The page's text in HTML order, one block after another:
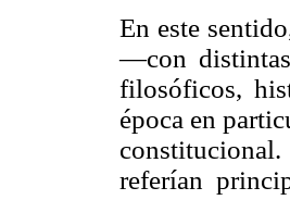
En este
—con distintas
filosóficos,
época en
referían